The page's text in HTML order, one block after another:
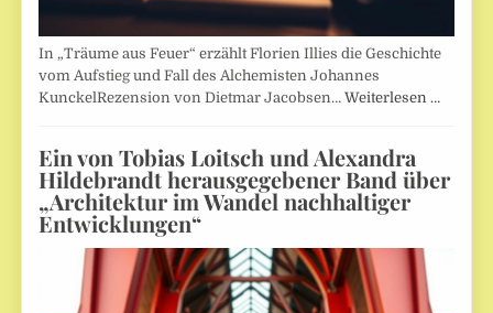
In „Träume aus Feuer“ erzählt Florien Illies die Geschichte
vom Aufstieg und Fall des Alchemisten Johannes
KunckelRezension von Dietmar Jacobsen…Weiterlesen …
Ein von Tobias Loitsch und Alexandra
Hildebrandt herausgegebener Band über
„Architektur im Wandel nachhaltiger
Entwicklungen“